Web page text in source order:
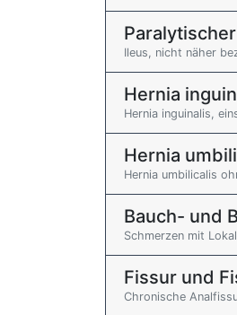
Ileus, nicht näher
Hernia
Hernia inguinalis,
Hernia
Hernia umbilicalis
Bauch- und
Schmerzen mit
Fissur und
Chronische